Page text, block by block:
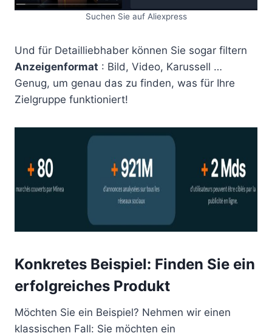
Suchen Sie auf Aliexpress
Und für Detailliebhaber können Sie sogar filtern
Anzeigenformat : Bild, Video, Karussell …
Genug, um genau das zu finden, was für Ihre
Zielgruppe funktioniert!
Konkretes Beispiel: Finden Sie ein
erfolgreiches Produkt
Möchten Sie ein Beispiel? Nehmen wir einen
klassischen Fall: Sie möchten ein